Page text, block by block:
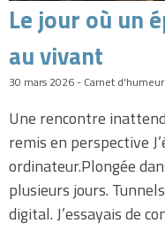
Le jour où un
au vivant
30 mars 2026 - Carnet d'humeur
Une rencontre
remis en perspective
ordinateur.Plongée
plusieurs jours.
digital. J’essayais de